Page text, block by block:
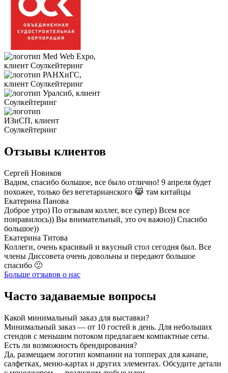
Отзывы клиентов
Сергей Новиков
Вадим, спасибо большое, все было отлично! 9 апреля будет
похожее, только без вегетарианского 😹 там китайцы
Екатерина Панова
Доброе утро) По отзывам коллег, все супер) Всем все
понравилось)) Вы внимательный, это оч важно)) Спасибо
большое))
Екатерина Титова
Коллеги, очень красивый и вкусный стол сегодня был. Все
члены Диссовета очень довольны и передают большое
спасибо 🙂
Больше отзывов о нас
Часто задаваемые вопросы
Какой минимальный заказ для выставки?
Минимальный заказ — от 10 гостей в день. Для небольших
стендов с меньшим потоком предлагаем компактные сеты.
Есть ли возможность брендирования?
Да, размещаем логотип компании на топперах для канапе,
салфетках, меню-картах и других элементах. Обсудите детали